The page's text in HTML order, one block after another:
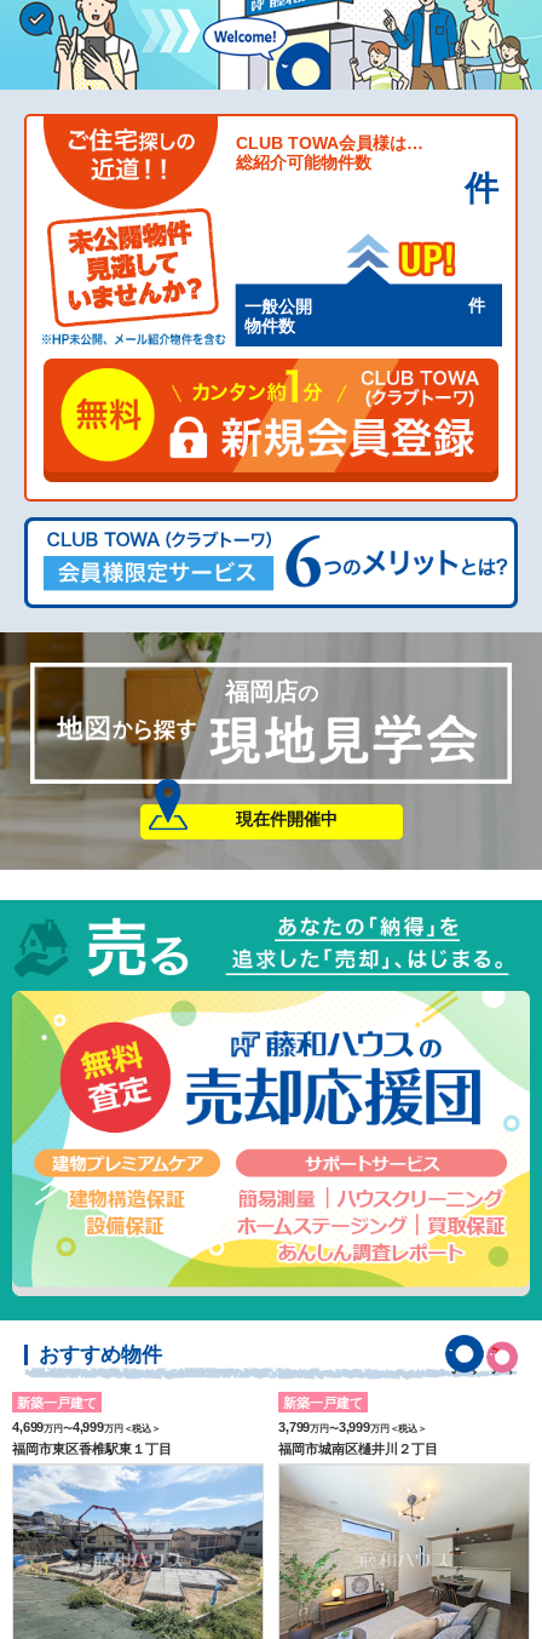
CLUB TOWA会員様は…
総紹介可能物件数
件
一般公開
物件数
件
福岡店
の
現在件開催中
おすすめ物件
新築一戸建て
4,699万円〜4,999万円＜税込＞
福岡市東区香椎駅東１丁目
新築一戸建て
3,799万円〜3,999万円＜税込＞
福岡市城南区樋井川２丁目